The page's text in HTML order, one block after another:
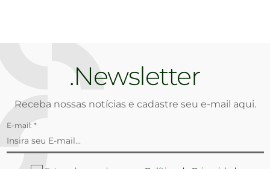
Newsletter
Receba nossas notícias e cadastre seu e-mail aqui.
E-mail: *